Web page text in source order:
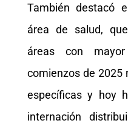
También destacó
área de salud,
áreas con
comienzos de 2025
específicas y hoy
internación